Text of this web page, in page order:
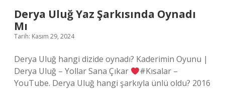
Derya Uluğ Yaz Şarkısında Oynadı
Mı
Tarih: Kasım 29, 2024
Derya Uluğ hangi dizide oynadı? Kaderimin Oyunu |
Derya Uluğ – Yollar Sana Çıkar
#Kısalar –
YouTube. Derya Uluğ hangi şarkıyla ünlü oldu? 2016